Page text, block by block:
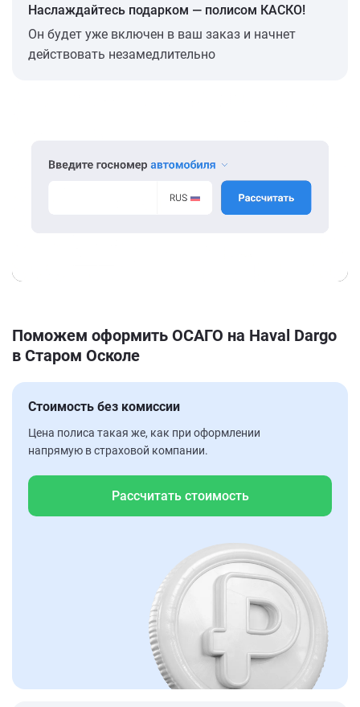
Наслаждайтесь подарком — полисом КАСКО!
Он будет уже включен в ваш заказ и начнет
действовать незамедлительно
Поможем оформить ОСАГО на Haval Dargo
в Старом Осколе
Стоимость без комиссии
Цена полиса такая же, как при оформлении
напрямую в страховой компании.
Рассчитать стоимость